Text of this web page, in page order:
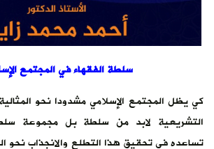
سلطة الفقهاء في المجتمع
كي يظل المجتمع الإسلامي مشدودا نحو المثالية
التشريعية لابد من سلطة بل مجموعة
تساعده في تحقيق هذا التطلع والانجذاب نحو